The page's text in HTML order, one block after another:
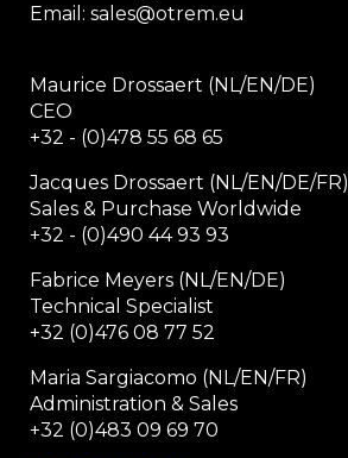
Email: sales@otrem.eu
Maurice Drossaert (NL/EN/DE)
CEO
+32 - (0)478 55 68 65
Jacques Drossaert (NL/EN/DE/FR)
Sales & Purchase Worldwide
+32 - (0)490 44 93 93
Fabrice Meyers (NL/EN/DE)
Technical Specialist
+32 (0)476 08 77 52
Maria Sargiacomo (NL/EN/FR)
Administration & Sales
+32 (0)483 09 69 70